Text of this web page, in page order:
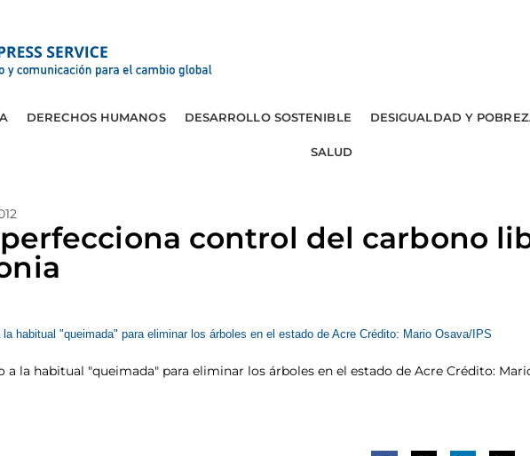
DERECHOS HUMANOS DESARROLLO SOSTENIBLE DESIGUALDAD Y
SALUD
control del carbono
la habitual "queimada" para eliminar los árboles en el estado de Acre Crédito: